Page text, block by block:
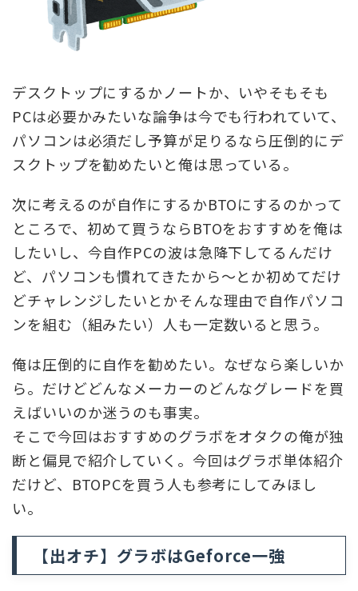
デスクトップにするかノートか、いやそもそも
PCは必要かみたいな論争は今でも行われていて、
パソコンは必須だし予算が足りるなら圧倒的にデ
スクトップを勧めたいと俺は思っている。
次に考えるのが自作にするかBTOにするのかって
ところで、初めて買うならBTOをおすすめを俺は
したいし、今自作PCの波は急降下してるんだけ
ど、パソコンも慣れてきたから～とか初めてだけ
どチャレンジしたいとかそんな理由で自作パソコ
ンを組む（組みたい）人も一定数いると思う。
俺は圧倒的に自作を勧めたい。なぜなら楽しいか
ら。だけどどんなメーカーのどんなグレードを買
えばいいのか迷うのも事実。
そこで今回はおすすめのグラボをオタクの俺が独
断と偏見で紹介していく。今回はグラボ単体紹介
だけど、BTOPCを買う人も参考にしてみほし
い。
【出オチ】グラボはGeforce一強